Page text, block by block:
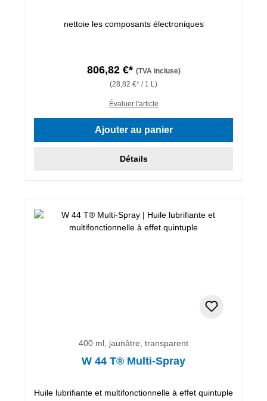
nettoie les composants électroniques
806,82 €* (TVA incluse)
(28,82 €* / 1 L)
Évaluer l'article
Ajouter au panier
Détails
400 ml, jaunâtre, transparent
W 44 T® Multi-Spray
Huile lubrifiante et multifonctionnelle à effet quintuple